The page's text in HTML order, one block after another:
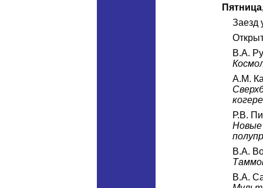
Заезд
В.А.
А.М.
Р.В.
Новые
В.А.
В.А.